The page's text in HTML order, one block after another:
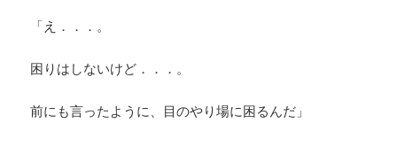
「え．．．。
困りはしないけど．．．。
前にも言ったように、目のやり場に困るんだ」